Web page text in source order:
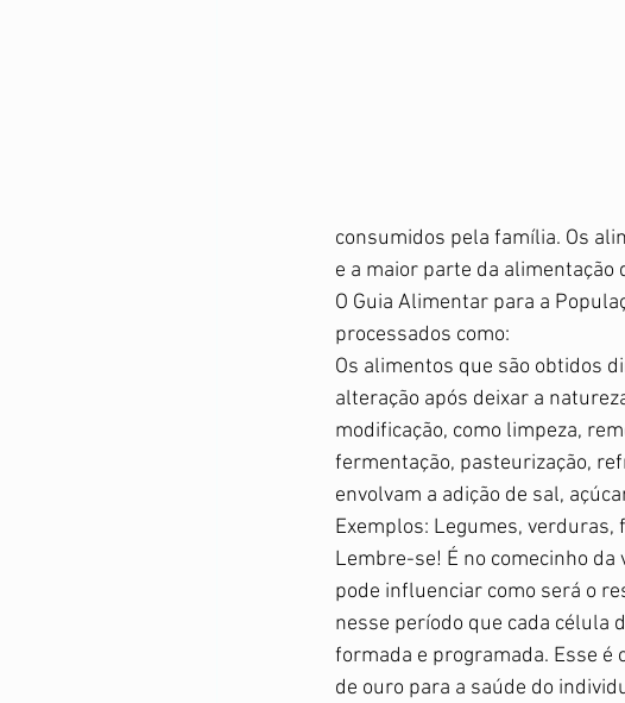
consumidos pela família. Os
e a maior parte da alimentação
O Guia Alimentar para a
processados como:
Os alimentos que são obtidos
alteração após deixar a
modificação, como limpeza,
fermentação, pasteurização,
envolvam a adição de sal,
Exemplos: Legumes,
Lembre-se! É no comecinho da
pode influenciar como será o
nesse período que cada célula
formada e programada. Esse é
de ouro para a saúde do